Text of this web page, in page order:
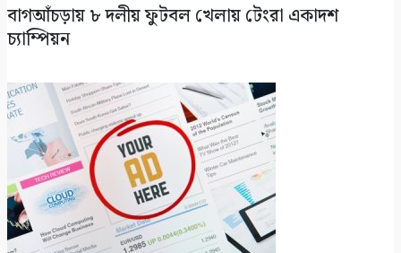
বাগআঁচড়ায় ৮ দলীয় ফুটবল খেলায় টেংরা একাদশ
চ্যাম্পিয়ন